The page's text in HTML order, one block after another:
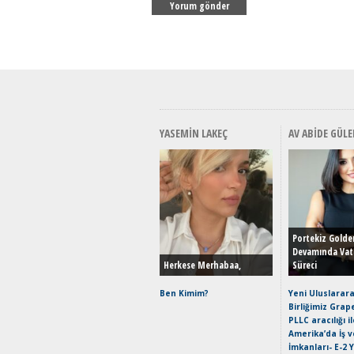
YASEMIN LAKEÇ
Herkese Merhabaa,
Ben Kimim?
AV ABIDE
Portekiz
Devamında
Süreci
Yeni
Birliğimiz
PLLC aracılığı
Amerika’da İş
İmkanları- E-2